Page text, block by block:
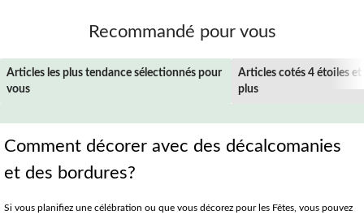
Recommandé pour vous
Articles les plus tendance sélectionnés pour
vous
Articles cotés 4 étoiles et
plus
Comment décorer avec des décalcomanies
et des bordures?
Si vous planifiez une célébration ou que vous décorez pour les Fêtes, vous pouvez